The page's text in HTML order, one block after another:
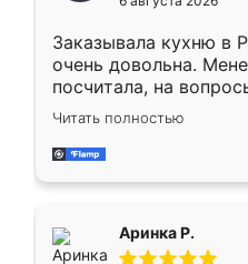
мебели буду
Заказывала кухню в
очень довольна.
посчитала, на
Замерщик приехал в
делу со всей
за день, ребята
Читать полностью
Аринка Р.